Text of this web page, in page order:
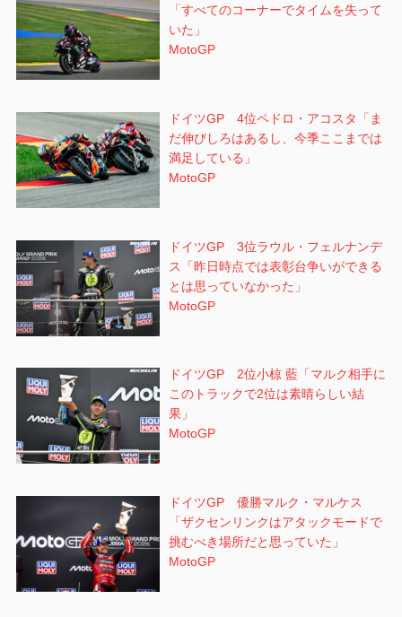
「すべてのコーナーでタイムを失って
いた」
MotoGP
ドイツGP 4位ペドロ・アコスタ「ま
だ伸びしろはあるし、今季ここまでは
満足している」
MotoGP
ドイツGP 3位ラウル・フェルナンデ
ス「昨日時点では表彰台争いができる
とは思っていなかった」
MotoGP
ドイツGP 2位小椋 藍「マルク相手に
このトラックで2位は素晴らしい結
果」
MotoGP
ドイツGP 優勝マルク・マルケス
「ザクセンリンクはアタックモードで
挑むべき場所だと思っていた」
MotoGP